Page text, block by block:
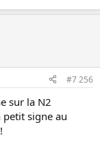
#7 256
sur la N2
petit signe au